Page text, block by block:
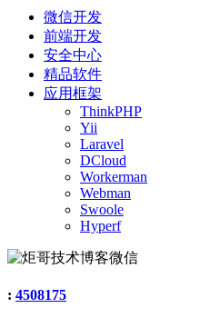
微信开发
前端开发
安全中心
精品软件
应用框架
ThinkPHP
Yii
Laravel
DCloud
Workerman
Webman
Swoole
Hyperf
: 4508175